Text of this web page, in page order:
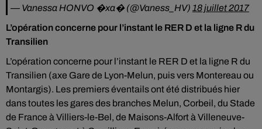
— Vanessa HONVO �xa� (@Vaness_HV) 18 juillet 2017
L’opération concerne pour l’instant le RER D et la ligne R du
Transilien
L’opération concerne pour l’instant le RER D et la ligne R du
Transilien (axe Gare de Lyon-Melun, puis vers Montereau ou
Montargis). Les premiers éventails ont été distribués hier
dans toutes les gares des branches Melun, Corbeil, du Stade
de France à Villiers-le-Bel, de Maisons-Alfort à Villeneuve-